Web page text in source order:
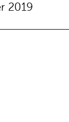
2019